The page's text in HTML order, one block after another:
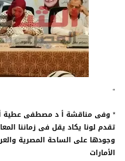
“
* وفى مناقشة أ د مصطفى عطية
تقدم لونا يكاد يقل فى زماننا
وجودها على الساحة المصرية
الأمارات